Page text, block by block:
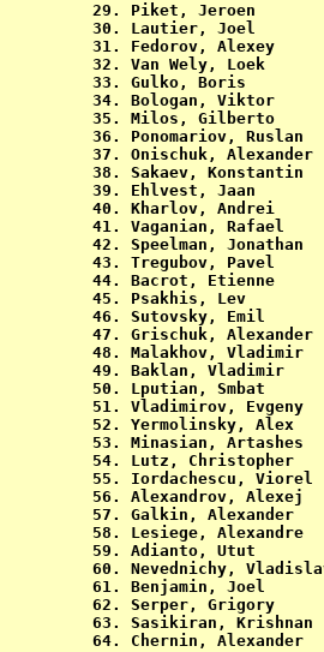
29. Piket, Jeroen
30. Lautier, Joel
31. Fedorov, Alexey
32. Van Wely, Loek
33. Gulko, Boris
34. Bologan, Viktor
35. Milos, Gilberto
36. Ponomariov,
37. Onischuk,
38. Sakaev, Konstantin
39. Ehlvest, Jaan
40. Kharlov, Andrei
41. Vaganian, Rafael
42. Speelman, Jonathan
43. Tregubov, Pavel
44. Bacrot, Etienne
45. Psakhis, Lev
46. Sutovsky, Emil
47. Grischuk,
48. Malakhov, Vladimir
49. Baklan, Vladimir
50. Lputian, Smbat
51. Vladimirov, Evgeny
52. Yermolinsky, Alex
53. Minasian, Artashes
54. Lutz, Christopher
55. Iordachescu, Viorel
56. Alexandrov, Alexej
57. Galkin, Alexander
58. Lesiege, Alexandre
59. Adianto, Utut
60. Nevednichy,
61. Benjamin, Joel
62. Serper, Grigory
63. Sasikiran, Krishnan
64. Chernin, Alexander